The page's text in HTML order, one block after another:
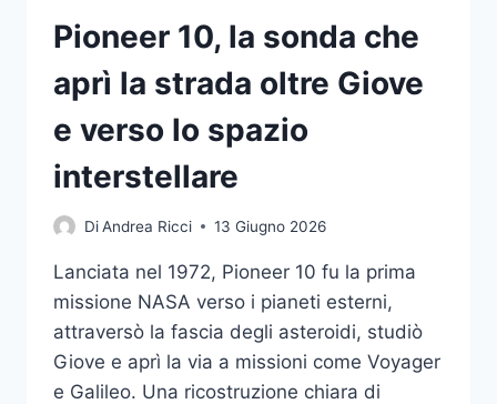
Pioneer 10, la sonda che
aprì la strada oltre Giove
e verso lo spazio
interstellare
DiAndrea Ricci 13 Giugno 2026
Lanciata nel 1972, Pioneer 10 fu la prima
missione NASA verso i pianeti esterni,
attraversò la fascia degli asteroidi, studiò
Giove e aprì la via a missioni come Voyager
e Galileo. Una ricostruzione chiara di